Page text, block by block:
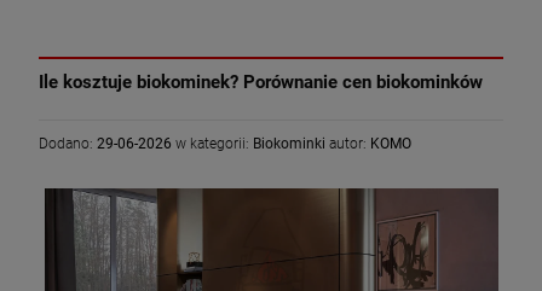
Ile kosztuje biokominek? Porównanie cen biokominków
Dodano: 29-06-2026 w kategorii: Biokominki autor: KOMO